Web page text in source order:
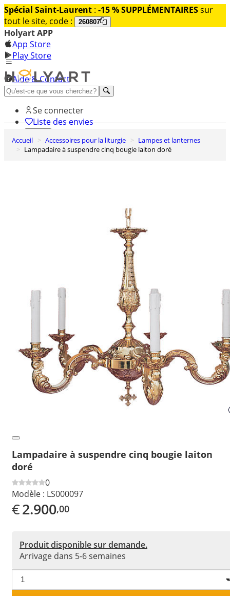
Spécial Saint-Laurent : -15 % SUPPLÉMENTAIRESsur
tout le site, code :
260807
Holyart APP
App Store
Play Store
Aide & Contact
Découvrez Premium
Se connecter
Liste des envies
0
Panier
Accueil Accessoires pour la liturgie
Lampes et lanternes
Lampadaire à suspendre cinq bougie laiton doré
Lampadaire à suspendre cinq bougie laiton
doré
0
Modèle : LS000097
€2.900,00
Produit disponible sur demande.
Arrivage dans 5-6 semaines